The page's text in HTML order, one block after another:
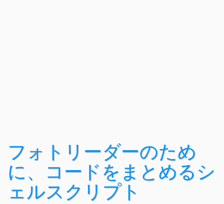
フォトリーダーのため
に、コードをまとめるシ
ェルスクリプト